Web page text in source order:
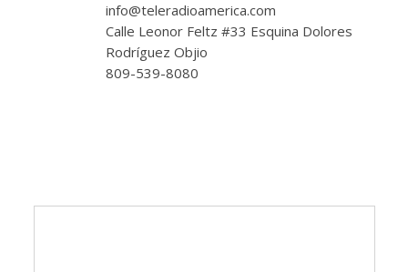
info@teleradioamerica.com
Calle Leonor Feltz #33 Esquina Dolores
Rodríguez Objio
809-539-8080